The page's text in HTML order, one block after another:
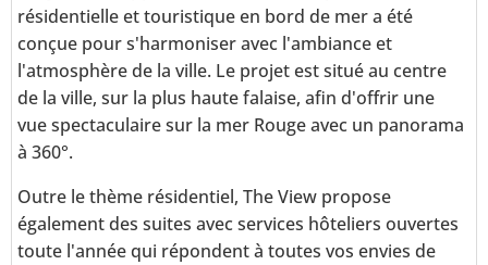
résidentielle et touristique en bord de mer a été
conçue pour s'harmoniser avec l'ambiance et
l'atmosphère de la ville. Le projet est situé au centre
de la ville, sur la plus haute falaise, afin d'offrir une
vue spectaculaire sur la mer Rouge avec un panorama
à 360°.
Outre le thème résidentiel, The View propose
également des suites avec services hôteliers ouvertes
toute l'année qui répondent à toutes vos envies de